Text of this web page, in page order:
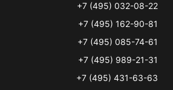
+7 (495) 032-08-22
+7 (495) 162-90-81
+7 (495) 085-74-61
+7 (495) 989-21-31
+7 (495) 431-63-63